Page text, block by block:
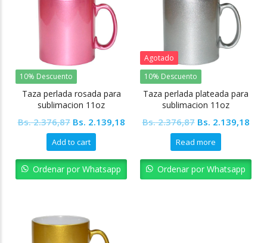
10% Descuento
Taza perlada rosada para
sublimacion 11oz
Bs.2.376,87 Original
price
was:
Bs. 2.376,87.
Bs. 2.139,18Current
Bs. 2.139,18.
Add to cart
Ordenar por Whatsapp
Agotado
10% Descuento
Taza perlada plateada para
sublimacion 11oz
Bs.2.376,87 Original
price
was:
Bs. 2.376,87.
Bs. 2.139,18
Bs.
Read more
Ordenar por Whatsapp